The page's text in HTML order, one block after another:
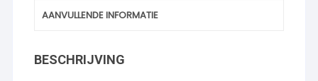
AANVULLENDE INFORMATIE
BESCHRIJVING